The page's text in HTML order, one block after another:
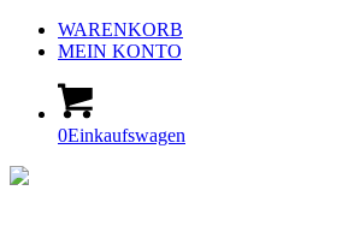
WARENKORB
MEIN KONTO
0Einkaufswagen